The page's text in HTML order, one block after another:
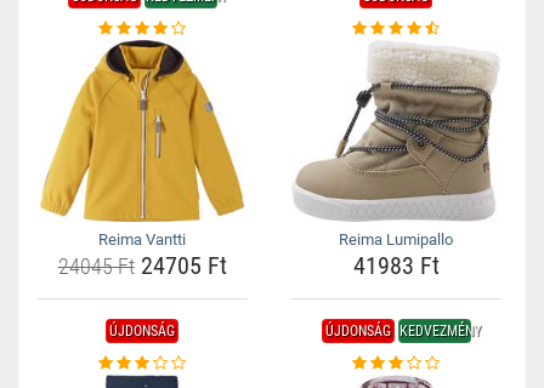
Reima Vantti
24045 Ft24705 Ft
Reima Lumipallo
41983 Ft
ÚJDONSÁG ÚJDONSÁG KEDVEZMÉNY